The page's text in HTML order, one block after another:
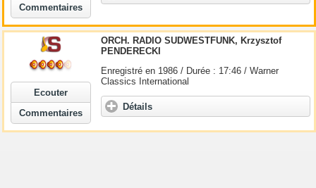
Commentaires
Ecouter
Commentaires
ORCH. RADIO SUDWESTFUNK, Krzysztof
PENDERECKI
Enregistré en 1986 / Durée : 17:46 / Warner
Classics International
Détails